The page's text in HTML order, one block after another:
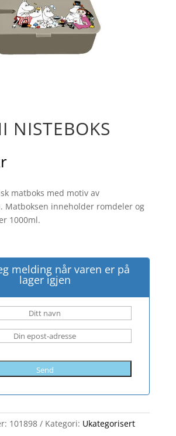
NISTEBOKS
matboks med motiv av
Matboksen inneholder romdeler og
1000ml.
melding når varen er på
lager igjen
Send
101898 Kategori: Ukategorisert